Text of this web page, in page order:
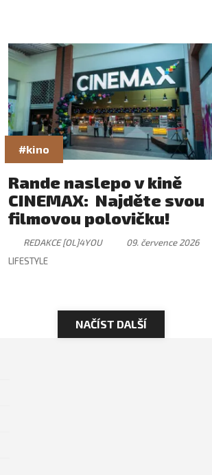
#kino
Rande naslepo v kině
CINEMAX: Najděte svou
filmovou polovičku!
REDAKCE [OL]4YOU
09. července 2026
LIFESTYLE
NAČÍST DALŠÍ